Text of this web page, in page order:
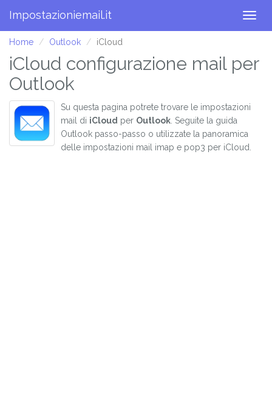
Impostazioniemail.it
Home Outlook iCloud
iCloud configurazione mail per
Outlook
Su questa pagina potrete trovare le impostazioni
mail di iCloud per Outlook . Seguite la guida
Outlook passo-passo o utilizzate la panoramica
delle impostazioni mail imap e pop3 per iCloud.